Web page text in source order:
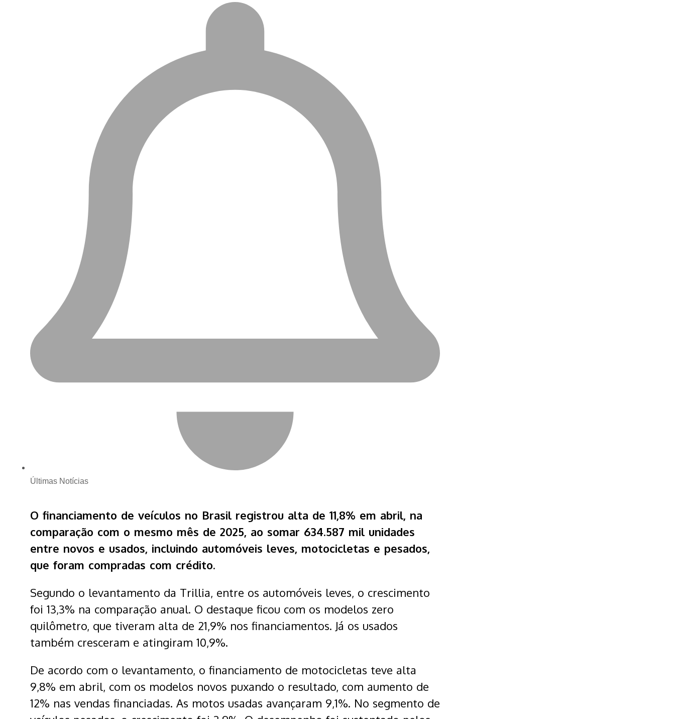
Últimas Notícias
O financiamento de veículos no Brasil registrou alta de 11,8% em abril, na
comparação com o mesmo mês de 2025, ao somar 634.587 mil unidades
entre novos e usados, incluindo automóveis leves, motocicletas e pesados,
que foram compradas com crédito.
Segundo o levantamento da Trillia, entre os automóveis leves, o crescimento
foi 13,3% na comparação anual. O destaque ficou com os modelos zero
quilômetro, que tiveram alta de 21,9% nos financiamentos. Já os usados
também cresceram e atingiram 10,9%.
De acordo com o levantamento, o financiamento de motocicletas teve alta
9,8% em abril, com os modelos novos puxando o resultado, com aumento de
12% nas vendas financiadas. As motos usadas avançaram 9,1%. No segmento de